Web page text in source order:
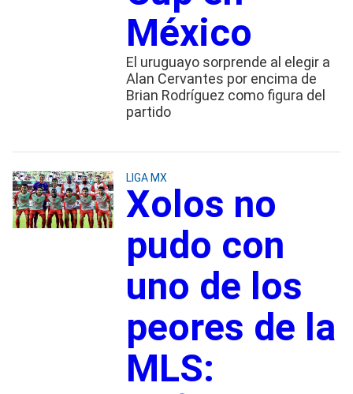
México
El uruguayo sorprende al elegir a
Alan Cervantes por encima de
Brian Rodríguez como figura del
partido
LIGA MX
Xolos no
pudo con
uno de los
peores de la
MLS: